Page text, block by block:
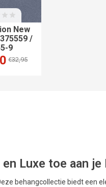
New
/
9
€32,95
Luxe toe aan
behangcollectie biedt een